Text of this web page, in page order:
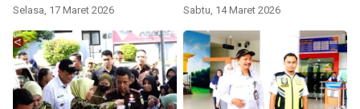
Selasa, 17 Maret 2026 Sabtu, 14 Maret 2026